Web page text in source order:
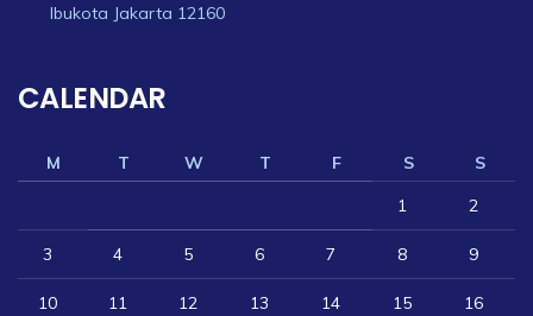
Ibukota Jakarta 12160
CALENDAR
M T W T F S
S
1
2
3 4 5 6 7 8 9
10 11 12 13 14 15 16